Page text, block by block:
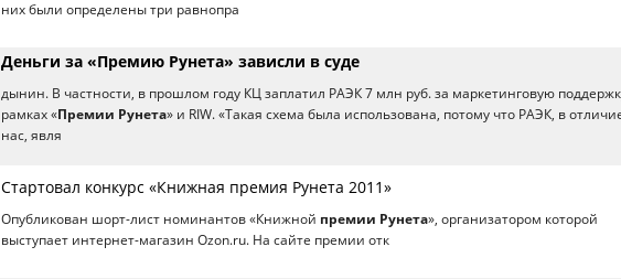
них были определены три равнопра
Деньги за «Премию Рунета» зависли в суде
дынин. В частности, в прошлом году КЦ заплатил РАЭК 7 млн руб. за маркетинговую
рамках «Премии Рунета» и RIW. «Такая схема была использована, потому что РАЭК, в
нас, явля
Стартовал конкурс «Книжная премия Рунета 2011»
Опубликован шорт-лист номинантов «Книжной премии Рунета», организатором которой
выступает интернет-магазин Ozon.ru. На сайте премии отк